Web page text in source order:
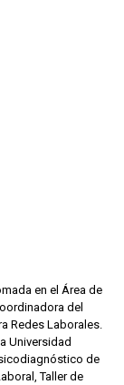
en el Área de
del
Redes Laborales.
Universidad
de
Taller de